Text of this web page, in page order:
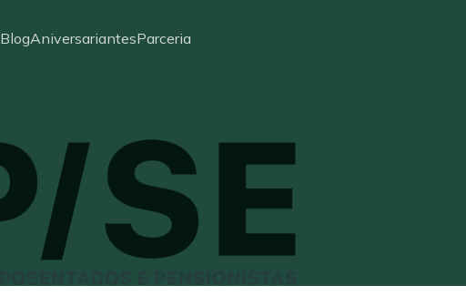
BlogAniversariantesParceria